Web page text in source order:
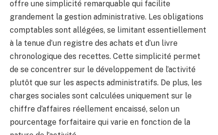
offre une simplicité remarquable qui facilite
grandement la gestion administrative. Les obligations
comptables sont allégées, se limitant essentiellement
à la tenue d’un registre des achats et d’un livre
chronologique des recettes. Cette simplicité permet
de se concentrer sur le développement de l’activité
plutôt que sur les aspects administratifs. De plus, les
charges sociales sont calculées uniquement sur le
chiffre d’affaires réellement encaissé, selon un
pourcentage forfaitaire qui varie en fonction de la